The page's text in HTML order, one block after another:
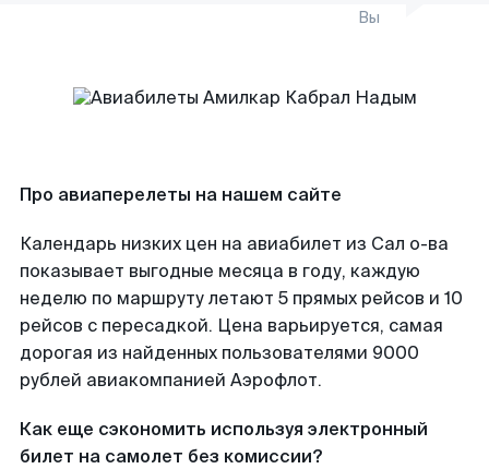
Вы
Про авиаперелеты на нашем сайте
Календарь низких цен на авиабилет из Сал о-ва
показывает выгодные месяца в году, каждую
неделю по маршруту летают 5 прямых рейсов и 10
рейсов с пересадкой. Цена варьируется, самая
дорогая из найденных пользователями 9000
рублей авиакомпанией Аэрофлот.
Как еще сэкономить используя электронный
билет на самолет без комиссии?